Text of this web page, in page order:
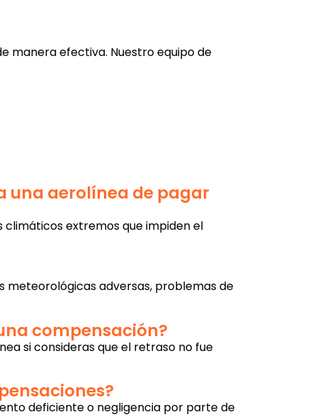
manera efectiva. Nuestro equipo de
una aerolínea de pagar
climáticos extremos que impiden el
meteorológicas adversas, problemas de
compensación?
si consideras que el retraso no fue
deficiente o negligencia por parte de